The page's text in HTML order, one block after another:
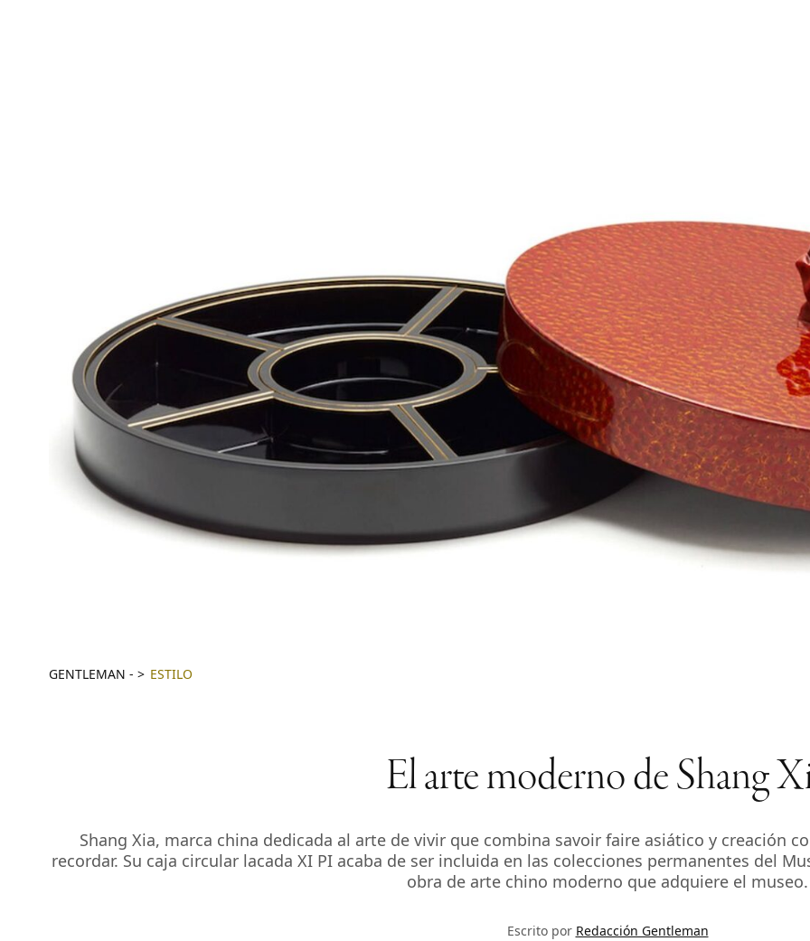
GENTLEMAN - ESTILO
El arte moderno de Shang
Shang Xia, marca china dedicada al arte de vivir que combina savoir faire asiático y creación
recordar. Su caja circular lacada XI PI acaba de ser incluida en las colecciones permanentes del
obra de arte chino moderno que adquiere el museo.
Escrito por Redacción Gentleman